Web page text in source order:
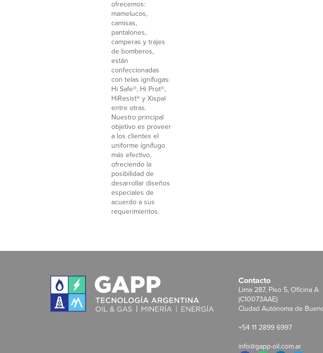
ofrecemos:
mamelucos,
camisas,
pantalones,
camperas y trajes
de bomberos,
están
confeccionadas
con telas ignífugas:
Hi Safe®, Hi Prot®,
HiResist® y Xispal
entre otras.
Nuestro principal
objetivo es proveer
a los clientes el
uniforme ignífugo
más efectivo,
ofreciendo la
posibilidad de
desarrollar diseños
especiales de
acuerdo a sus
requerimientos.
Contacto
Lima 287, Piso 5, Oficina A
(C10073AAE)
Ciudad Autónoma de
+54 11 2899 6997
info@gapp-oil.com.ar